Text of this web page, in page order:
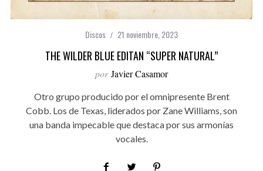
Discos 21 noviembre, 2023
THE WILDER BLUE EDITAN “SUPER NATURAL”
por Javier Casamor
Otro grupo producido por el omnipresente Brent
Cobb. Los de Texas, liderados por Zane Williams, son
una banda impecable que destaca por sus armonías
vocales.